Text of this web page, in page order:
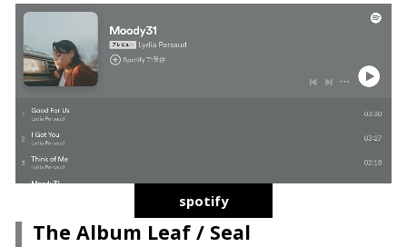
spotify
The Album Leaf / Seal